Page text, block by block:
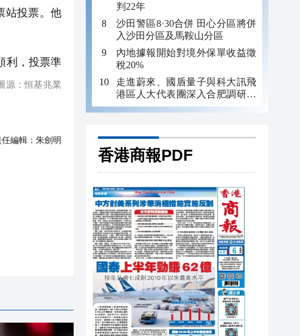
站投票。他
利，投票準
源：恒基兆業
編輯： 朱劍明
判22年
沙田警區8·30合併 田心分區將併
入沙田分區及馬鞍山分區
內地據報開始對境外保單收益徵
稅20%
走進蔚來、國盾量子與科大訊飛
港區人大代表團深入合肥調研科
創成果
香港商報PDF